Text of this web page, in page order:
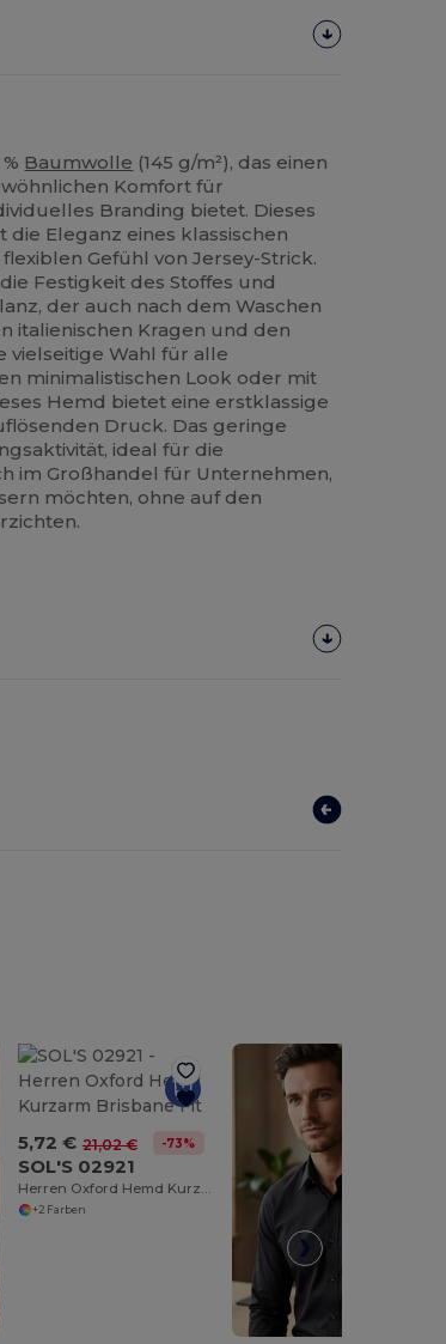
Baumwolle (145 g/m²), das einen
Komfort für
Branding bietet. Dieses
Eleganz eines klassischen
Gefühl von Jersey-Strick.
Festigkeit des Stoffes und
der auch nach dem Waschen
italienischen Kragen und den
vielseitige Wahl für alle
minimalistischen Look oder mit
Hemd bietet eine erstklassige
Druck. Das geringe
ideal für die
im Großhandel für Unternehmen,
möchten, ohne auf den
5,72 € 21,02 € -73%
SOL'S 02921
Herren Oxford Hemd Kurzarm Brisbane Fit
+2 Farben